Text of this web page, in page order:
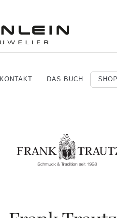
KONTAKT DAS BUCH